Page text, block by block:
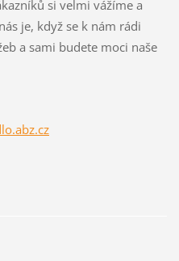
si velmi vážíme a
je, když se k nám rádi
a sami budete moci naše